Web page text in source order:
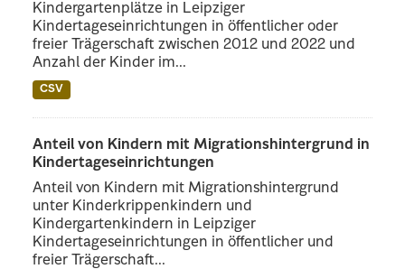
Kindergartenplätze in Leipziger
Kindertageseinrichtungen in öffentlicher oder
freier Trägerschaft zwischen 2012 und 2022 und
Anzahl der Kinder im...
CSV
Anteil von Kindern mit Migrationshintergrund in
Kindertageseinrichtungen
Anteil von Kindern mit Migrationshintergrund
unter Kinderkrippenkindern und
Kindergartenkindern in Leipziger
Kindertageseinrichtungen in öffentlicher und
freier Trägerschaft...